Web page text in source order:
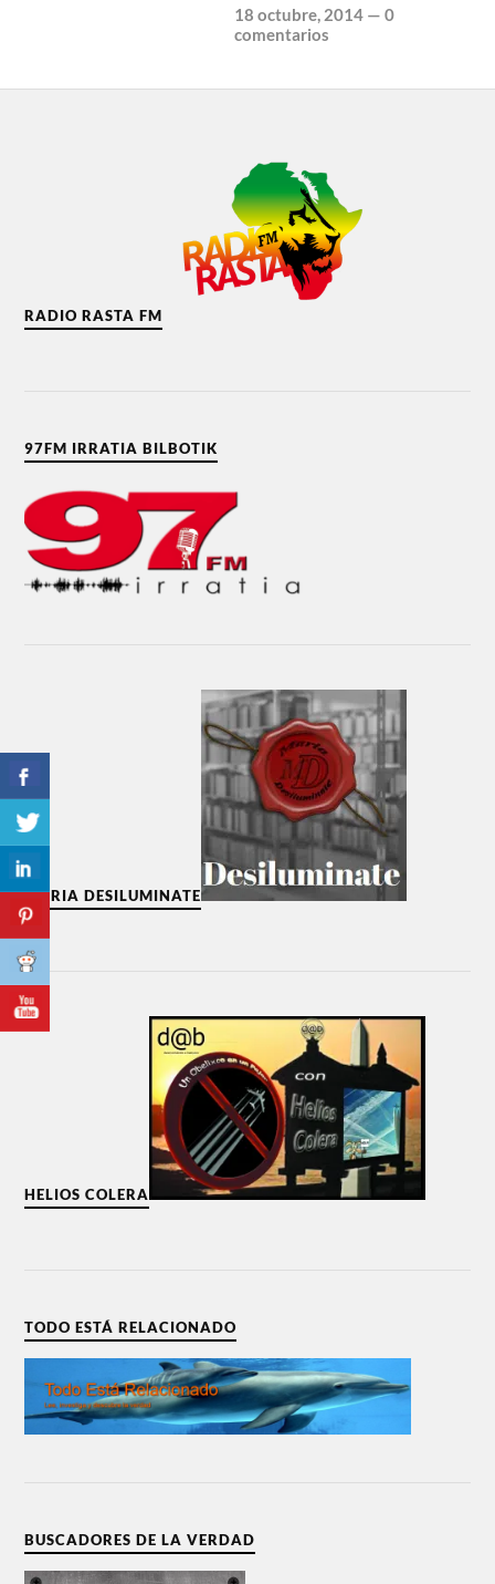
18 octubre, 2014— 0
comentarios
RADIO RASTA FM
97FM IRRATIA BILBOTIK
MARIA DESILUMINATE
HELIOS COLERA
TODO ESTÁ RELACIONADO
BUSCADORES DE LA VERDAD